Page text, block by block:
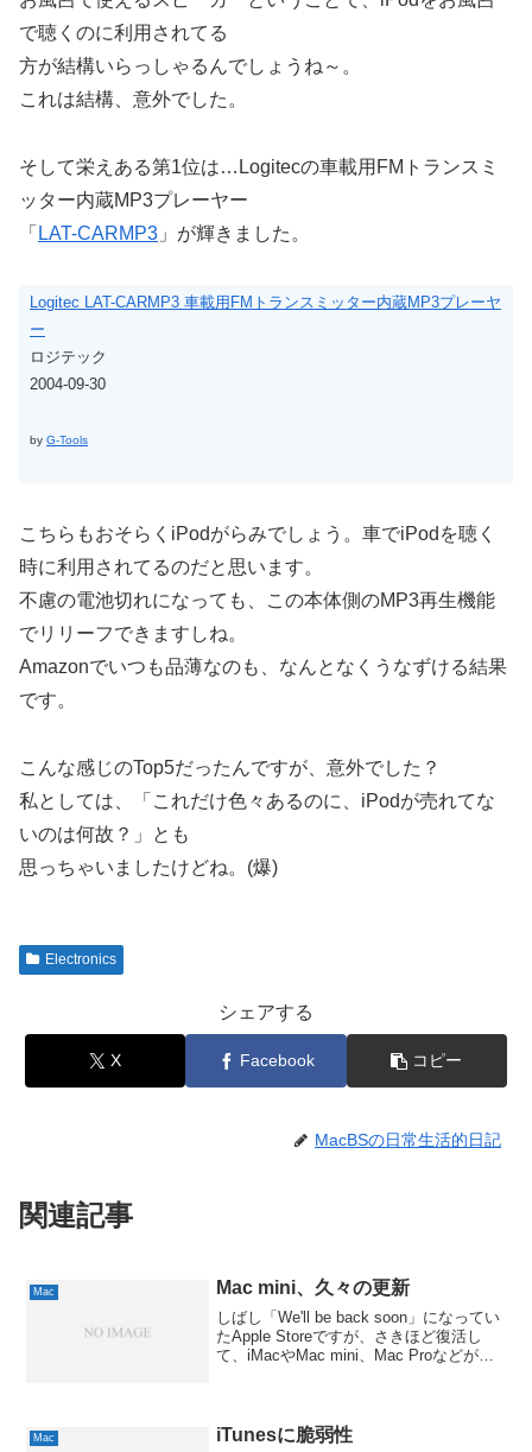
で聴くのに利用されてる
方が結構いらっしゃるんでしょうね～。
これは結構、意外でした。
そして栄えある第1位は…Logitecの車載用FMトランスミ
ッター内蔵MP3プレーヤー
「 LAT-CARMP3 」が輝きました。
Logitec LAT-CARMP3 車載用FMトランスミッター内蔵MP3プレーヤ
ー
ロジテック
2004-09-30
by G-Tools
こちらもおそらくiPodがらみでしょう。車でiPodを聴く
時に利用されてるのだと思います。
不慮の電池切れになっても、この本体側のMP3再生機能
でリリーフできますしね。
Amazonでいつも品薄なのも、なんとなくうなずける結果
です。
こんな感じのTop5だったんですが、意外でした？
私としては、「これだけ色々あるのに、iPodが売れてな
いのは何故？」とも
思っちゃいましたけどね。(爆)
Electronics
シェアする
X Facebook コピー
MacBSの日常生活的日記
関連記事
Mac Mac mini、久々の更新
しばし「We'll be back soon」になってい
たApple Storeですが、さきほど復活し
て、iMacやMac mini、Mac Proなどが登
Mac iTunesに脆弱性